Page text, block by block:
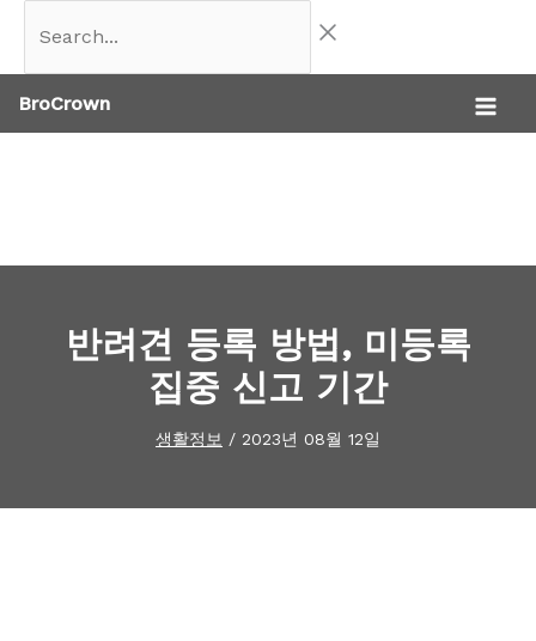
BroCrown
반려견 등록 방법, 미등록
집중 신고 기간
생활정보 / 2023년 08월 12일